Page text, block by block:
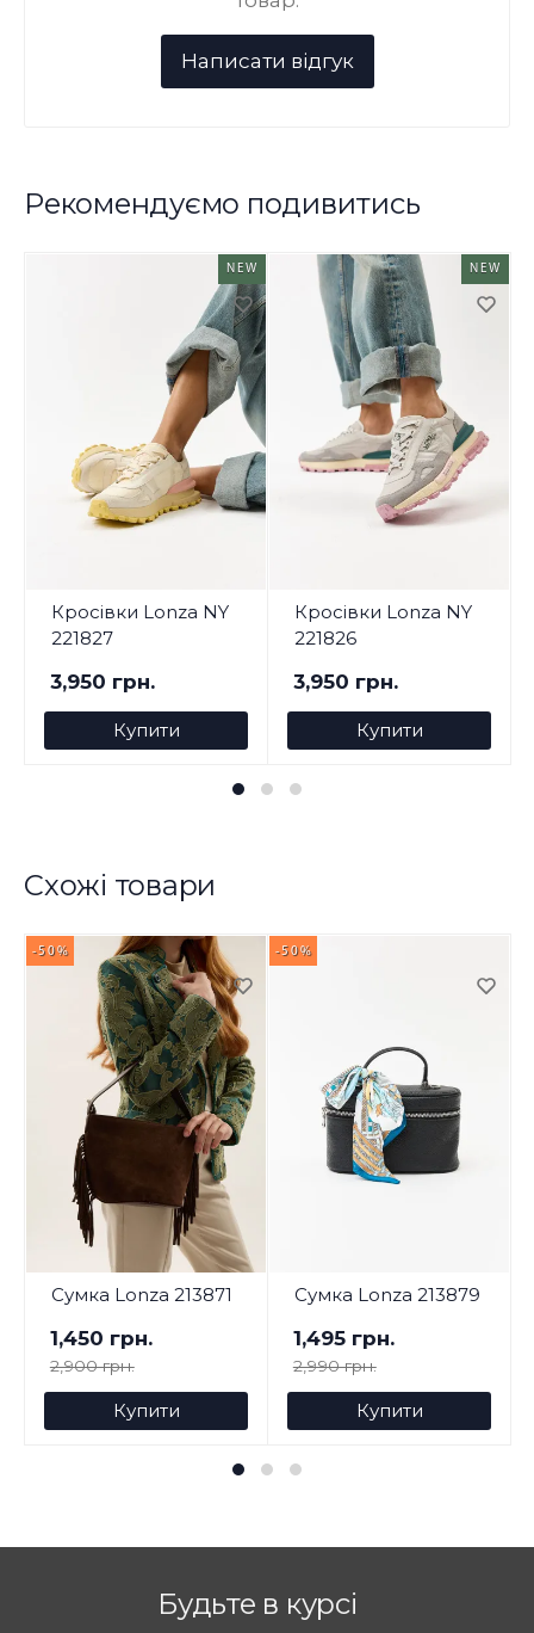
Рекомендуємо подивитись
NEW
Кросівки Lonza NY
221827
3,950 грн.
Купити
NEW
Кросівки Lonza NY
221826
3,950 грн.
Купити
Схожі товари
-50%
Сумка Lonza 213871
1,450 грн.
2,900 грн.
Купити
-50%
Сумка Lonza 213879
1,495 грн.
2,990 грн.
Купити
Будьте в курсі